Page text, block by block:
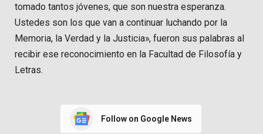
tomado tantos jóvenes, que son nuestra esperanza.
Ustedes son los que van a continuar luchando por la
Memoria, la Verdad y la Justicia», fueron sus palabras al
recibir ese reconocimiento en la Facultad de Filosofía y
Letras.
Follow on Google News